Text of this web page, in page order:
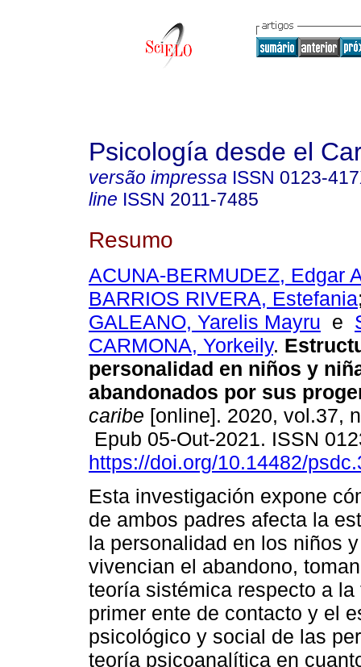
Psicología desde el
versão impressa ISSN 0123-
line ISSN 2011-7485
Resumo
ACUNA-BERMUDEZ, Edgar
BARRIOS RIVERA, Estefania
GALEANO, Yarelis Mayru e
CARMONA, Yorkeily.
personalidad en niños y
abandonados por sus
caribe [online]. 2020, vol.37,
Epub 05-Out-2021. ISSN
https://doi.org/10.14482/
Esta investigación expone
de ambos padres afecta la
la personalidad en los niños
vivencian el abandono,
teoría sistémica respecto a
primer ente de contacto y el
psicológico y social de las
teoría psicoanalítica en